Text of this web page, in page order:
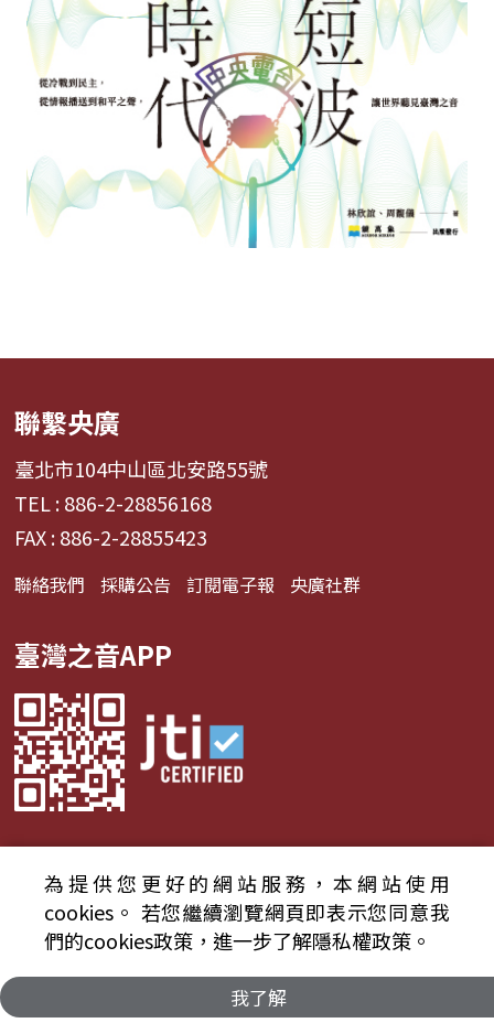
聯繫央廣
臺北市104中山區北安路55號
TEL : 886-2-28856168
FAX : 886-2-28855423
聯絡我們 採購公告 訂閱電子報 央廣社群
臺灣之音APP
© 2024財團法人中央廣播電臺 版權所有
資通安全政策聲明
服務條款 隱私權條款
為提供您更好的網站服務，本網站使用
cookies。 若您繼續瀏覽網頁即表示您同意我
們的cookies政策，進一步了解隱私權政策。
我了解